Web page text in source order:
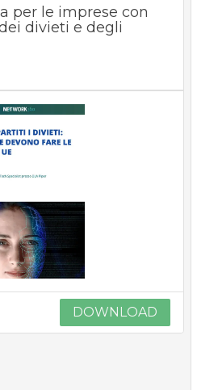
per le imprese con
divieti e degli
DOWNLOAD